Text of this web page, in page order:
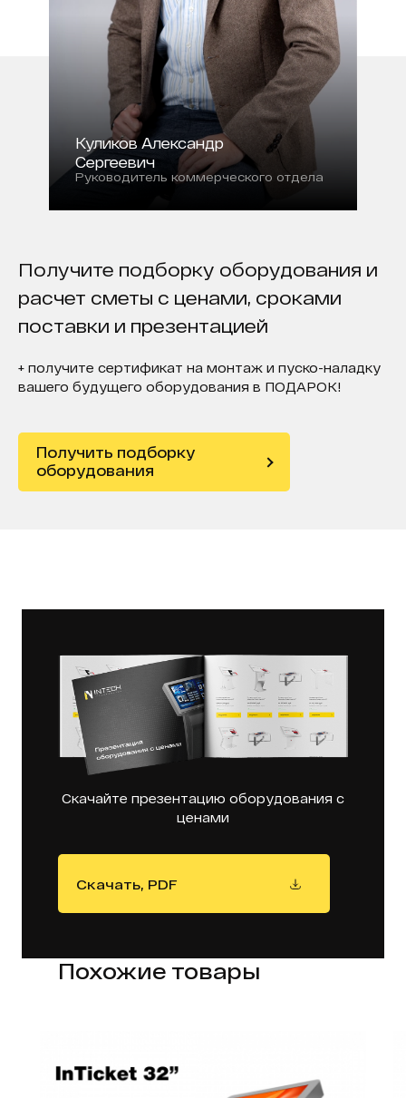
Куликов Александр
Сергеевич
Руководитель коммерческого отдела
Получите подборку оборудования и
расчет сметы с ценами, сроками
поставки и презентацией
+ получите сертификат на монтаж и пуско-наладку
вашего будущего оборудования в ПОДАРОК!
Получить подборку
оборудования
Скачайте презентацию оборудования с
ценами
Скачать, PDF
Похожие товары